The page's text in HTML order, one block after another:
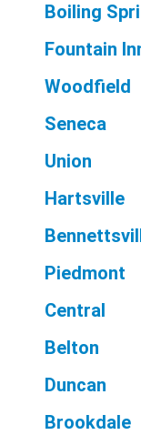
Boiling
Fountain
Woodfield
Seneca
Union
Hartsville
Piedmont
Central
Belton
Duncan
Brookdale